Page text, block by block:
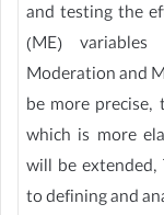
and testing the
(ME)
Moderation and
be more precise,
which is more
will be extended,
to defining and